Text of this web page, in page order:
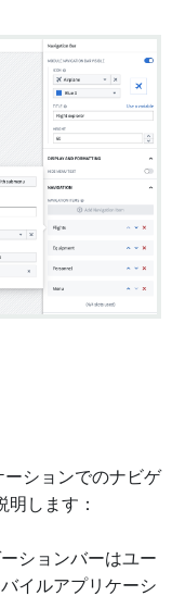
ションでのナビゲ
します：
ションバーはユー
イルアプリケーシ